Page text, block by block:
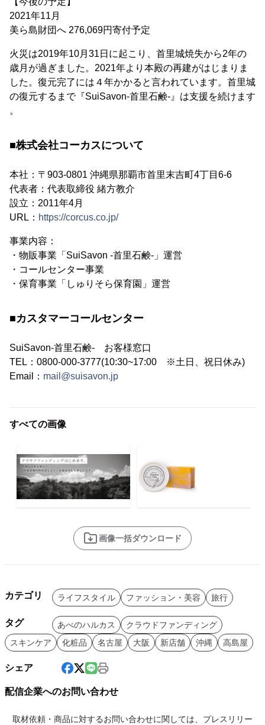
2021年11月
美ら島財団へ 276,069円寄付予定
火災は2019年10月31日に起こり、首里城焼失から2年の
歳月が過ぎました。2021年より本殿の再建がはじまりま
した。復元完了には４年かかると言われています。首里城
の復元するまで『SuiSavon-首里石鹸-』は支援を続けます
。
■株式会社コーカスについて
本社：〒903-0801 沖縄県那覇市首里末吉町4丁目6-6
代表者：代表取締役 緒方教介
設立：2011年4月
URL： https://corcus.co.jp/
事業内容：
・物販事業「SuiSavon -首里石鹸-」運営
・コールセンター事業
・保育事業「しゅりそら保育園」運営
■カスタマーコールセンター
SuiSavon-首里石鹸- お客様窓口
TEL：0800-000-3777(10:30~17:00 ※土日、祝日休み)
Email： mail@suisavon.jp
すべての画像
画像一括ダウンロード
カテゴリ ライフスタイル ファッション・美容 旅行
タグ あべのハルカス
クラウドファンディング
スキンケア
化粧品 名古屋 大阪 新店舗 沖縄 高島屋
シェア
配信企業へのお問い合わせ
取材依頼・商品に対するお問い合わせに関しては、プレスリリー